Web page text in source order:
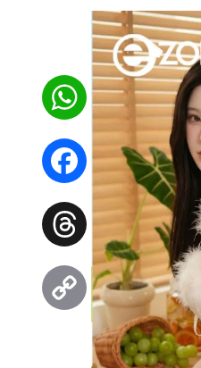
WhatsApp
Facebook
Threads
Copy